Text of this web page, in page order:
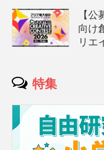
【
向け
リエ
特集